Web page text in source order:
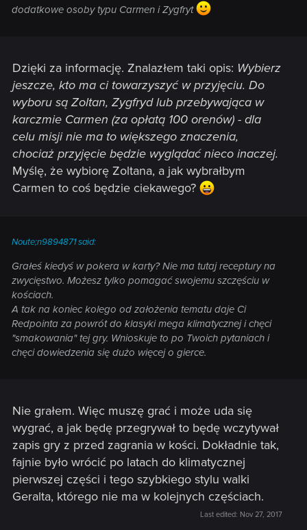
Warto dodać, że rozwiązanie tego zadania zapewni
Źródło: http://www.eurogamer.pl/articles/201...olucja?page=21
dodatkowe osoby typu Carmen i Zygfryt
Dzięki za informację. Znalazłem taki opis: Wybierz
jeszcze, kto ma ci towarzyszyć w przyjęciu. Do
wyboru są Zoltan, Zygfryd lub przebywająca w
karczmie Carmen (za opłatą 100 orenów) - dla
celu misji nie ma to większego znaczenia,
chociaż przyjęcie będzie wyglądać nieco inaczej.
Myślę, że wybiorę Zoltana, a jak wybrałbym
Carmen to coś będzie ciekawego?
Noute;n9894871 said:
Grałeś kiedyś w pokera w karty? Nie ma tutaj receptury na
zwycięstwo. Możesz tylko pomagać swojemu szczęściu w
kościach.
A tak na koniec kolego od założenia tematu daje Ci
Redpointa za powrót do klasyki mega klimatycznej i chęci
"smakowania" tej gry. Wnioskuje to po Twoich pytaniach i
chęci dowiedzenia się dużo więcej o gierce.
Nie grałem. Więc muszę grać i może uda się
wygrać, a jak będę przegrywał to będę wczytywał
zapis gry z przed zagrania w kości. Dokładnie tak,
fajnie było wrócić po latach do klimatycznej
pierwszej części i tego szybkiego stylu walki
Geralta, którego nie ma w kolejnych częściach.
Last edited: Nov 27, 2017